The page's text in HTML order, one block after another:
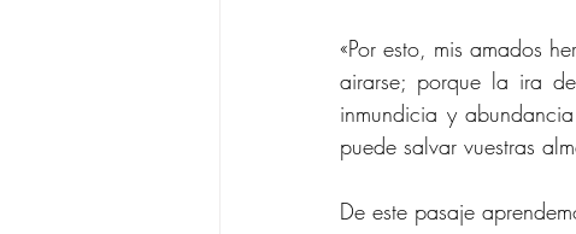
«Por esto, mis amados
airarse; porque la ira
inmundicia y
puede salvar vuestras
De este pasaje